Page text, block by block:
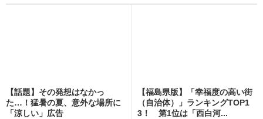
【話題】その発想はなかっ
た…！猛暑の夏、意外な場所に
「涼しい」広告
【福島県版】「幸福度の高い街
（自治体）」ランキングTOP1
3！ 第1位は「西白河...